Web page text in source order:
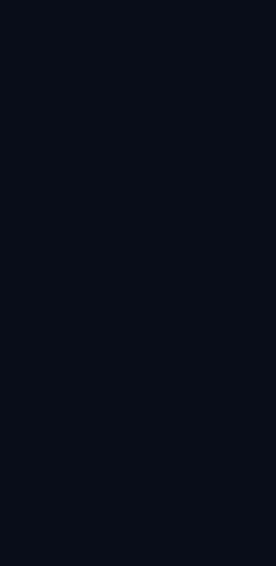
câu chuyện đầy sức mạnh
suy nghĩ và ý kiến trái
thảo luận, đáng được áp
dường như chẳng mấy dụng
hoàn hảo." - Independent